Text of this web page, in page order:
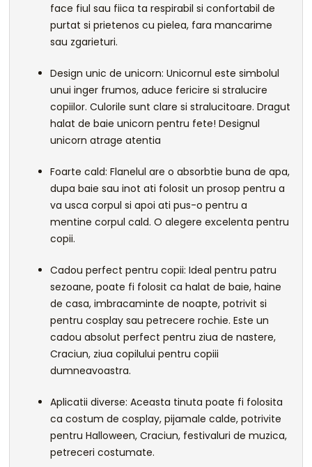
face fiul sau fiica ta respirabil si confortabil de
purtat si prietenos cu pielea, fara mancarime
sau zgarieturi.
Design unic de unicorn: Unicornul este simbolul
unui inger frumos, aduce fericire si stralucire
copiilor. Culorile sunt clare si stralucitoare. Dragut
halat de baie unicorn pentru fete! Designul
unicorn atrage atentia
Foarte cald: Flanelul are o absorbtie buna de apa,
dupa baie sau inot ati folosit un prosop pentru a
va usca corpul si apoi ati pus-o pentru a
mentine corpul cald. O alegere excelenta pentru
copii.
Cadou perfect pentru copii: Ideal pentru patru
sezoane, poate fi folosit ca halat de baie, haine
de casa, imbracaminte de noapte, potrivit si
pentru cosplay sau petrecere rochie. Este un
cadou absolut perfect pentru ziua de nastere,
Craciun, ziua copilului pentru copiii
dumneavoastra.
Aplicatii diverse: Aceasta tinuta poate fi folosita
ca costum de cosplay, pijamale calde, potrivite
pentru Halloween, Craciun, festivaluri de muzica,
petreceri costumate.